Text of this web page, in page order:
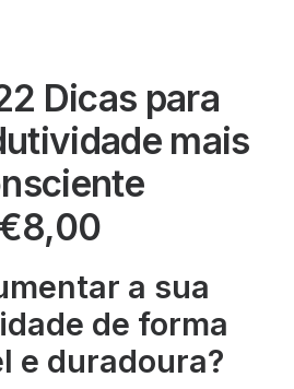
Dicas para
mais
€8,00
a sua
de forma
e duradoura?